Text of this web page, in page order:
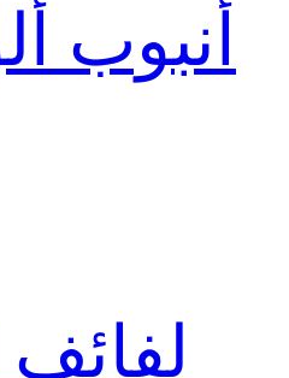
أنبوب
لفائف